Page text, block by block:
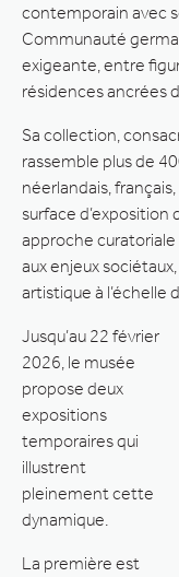
contemporain avec
Communauté
exigeante, entre
résidences ancrées
Sa collection,
rassemble plus de
néerlandais,
surface d’exposition
approche
aux enjeux
artistique à l’échelle
Jusqu’au 22 février
2026, le musée
propose deux
expositions
temporaires qui
illustrent
pleinement cette
dynamique.
La première est